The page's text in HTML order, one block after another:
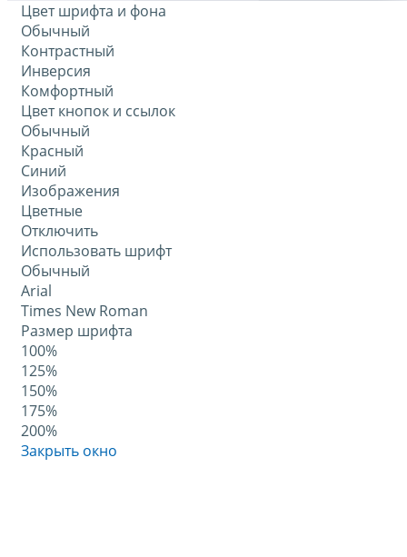
Цвет шрифта и фона
Обычный
Контрастный
Инверсия
Комфортный
Цвет кнопок и ссылок
Обычный
Красный
Синий
Изображения
Цветные
Отключить
Использовать шрифт
Обычный
Arial
Times New Roman
Размер шрифта
100%
125%
150%
175%
200%
Закрыть окно